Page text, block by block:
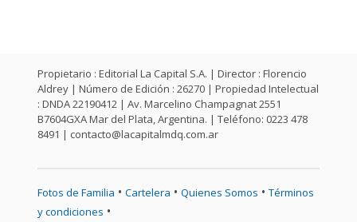
Propietario : Editorial La Capital S.A. | Director : Florencio
Aldrey | Número de Edición : 26270 | Propiedad Intelectual
: DNDA 22190412 | Av. Marcelino Champagnat 2551
B7604GXA Mar del Plata, Argentina. | Teléfono: 0223 478
8491 | contacto@lacapitalmdq.com.ar
Fotos de Familia • Cartelera • Quienes Somos • Términos
y condiciones •